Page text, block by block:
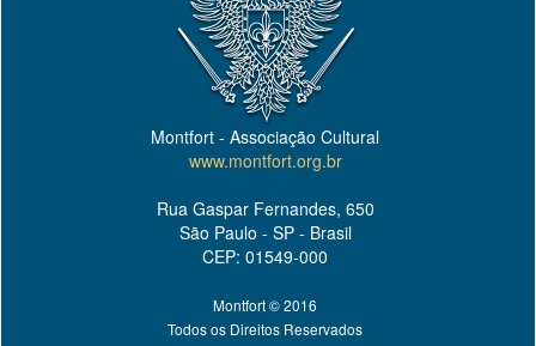
Montfort - Associação Cultural
www.montfort.org.br
Rua Gaspar Fernandes, 650
São Paulo - SP - Brasil
CEP: 01549-000
Montfort © 2016
Todos os Direitos Reservados